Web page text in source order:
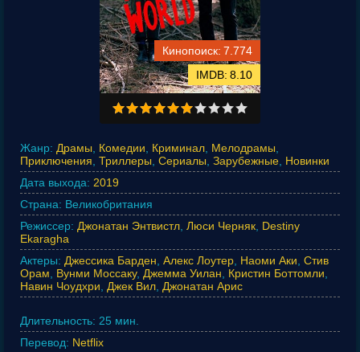
7.774
8.10
Жанр: Драмы Комедии Криминал Мелодрамы
Приключения Триллеры Сериалы Зарубежные Новинки
Дата выхода: 2019
Страна: Великобритания
Режиссер: Джонатан Энтвистл Люси Черняк Destiny
Ekaragha
Актеры: Джессика Барден Алекс Лоутер Наоми Аки Стив
Орам
Вунми Моссаку, Джемма Уилан Кристин Боттомли
Навин Чоудхри
Джек Вил Джонатан Арис
Длительность: 25 мин.
Перевод: Netflix